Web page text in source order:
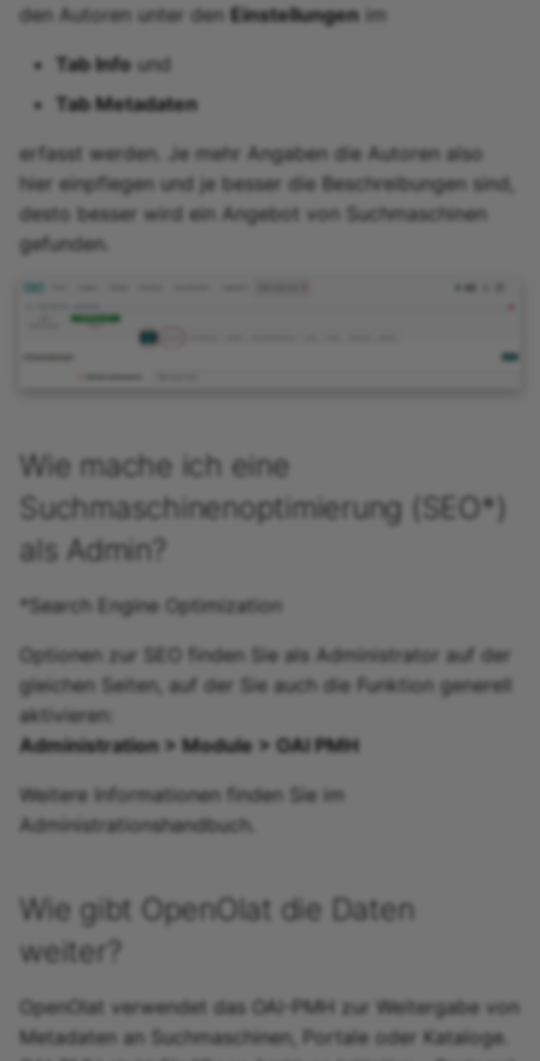
den Autoren unter den Einstellungen im
Tab Info und
Tab Metadaten
erfasst werden. Je mehr Angaben die Autoren also
hier einpflegen und je besser die Beschreibungen sind,
desto besser wird ein Angebot von Suchmaschinen
gefunden.
Wie mache ich eine
Suchmaschinenoptimierung (SEO*)
als Admin?
*Search Engine Optimization
Optionen zur SEO finden Sie als Administrator auf der
gleichen Seiten, auf der Sie auch die Funktion generell
aktivieren:
Administration > Module > OAI PMH
Weitere Informationen finden Sie im
Administrationshandbuch.
Wie gibt OpenOlat die Daten
weiter?
OpenOlat verwendet das OAI-PMH zur Weitergabe von
Metadaten an Suchmaschinen, Portale oder Kataloge.